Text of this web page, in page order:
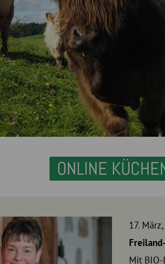
ONLINE
17.
Mit BIO-